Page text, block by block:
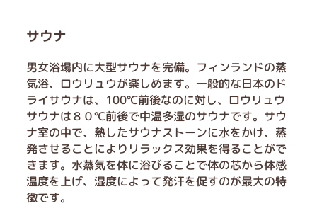
サウナ
男女浴場内に大型サウナを完備。フィンランドの蒸
気浴、ロウリュウが楽しめます。一般的な日本のド
ライサウナは、100℃前後なのに対し、ロウリュウ
サウナは８０℃前後で中温多湿のサウナです。サウ
ナ室の中で、熱したサウナストーンに水をかけ、蒸
発させることによりリラックス効果を得ることがで
きます。水蒸気を体に浴びることで体の芯から体感
温度を上げ、湿度によって発汗を促すのが最大の特
徴です。